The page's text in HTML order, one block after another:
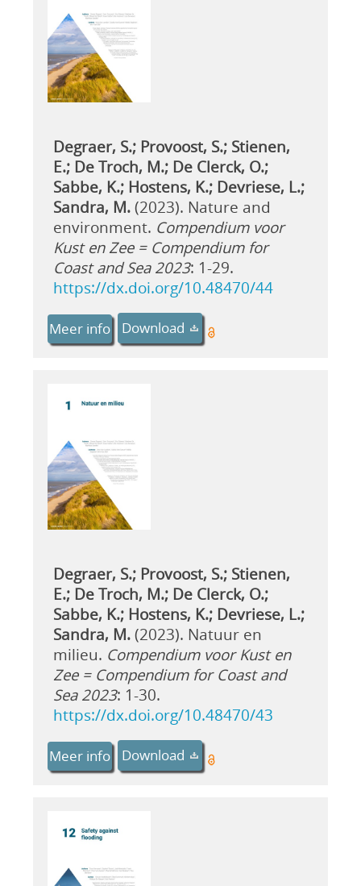
Degraer, S.; Provoost, S.; Stienen,
E.; De Troch, M.; De Clerck, O.;
Sabbe, K.; Hostens, K.; Devriese, L.;
Sandra, M.(2023). Nature and
environment. Compendium voor
Kust en Zee = Compendium for
Coast and Sea 2023: 1-29.
https://dx.doi.org/10.48470/44
Meer info Download
Degraer, S.; Provoost, S.; Stienen,
E.; De Troch, M.; De Clerck, O.;
Sabbe, K.; Hostens, K.; Devriese, L.;
Sandra, M.(2023). Natuur en
milieu. Compendium voor Kust en
Zee = Compendium for Coast and
Sea 2023: 1-30.
https://dx.doi.org/10.48470/43
Meer info Download